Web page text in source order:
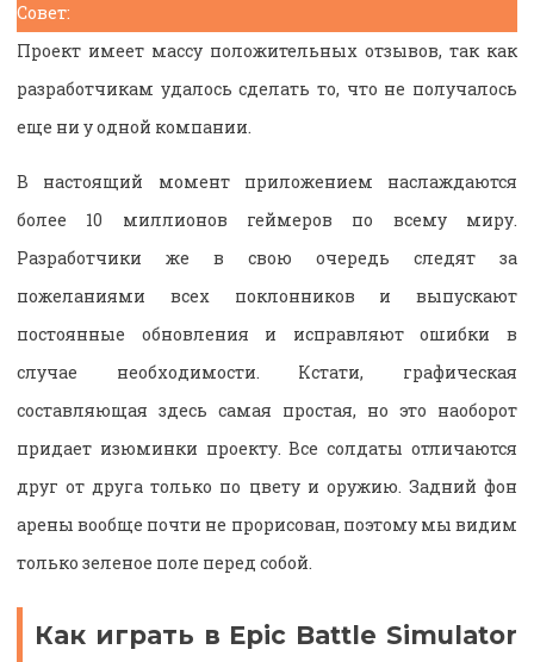
Совет:
Проект имеет массу положительных отзывов, так как
разработчикам удалось сделать то, что не получалось
еще ни у одной компании.
В настоящий момент приложением наслаждаются
более 10 миллионов геймеров по всему миру.
Разработчики же в свою очередь следят за
пожеланиями всех поклонников и выпускают
постоянные обновления и исправляют ошибки в
случае необходимости. Кстати, графическая
составляющая здесь самая простая, но это наоборот
придает изюминки проекту. Все солдаты отличаются
друг от друга только по цвету и оружию. Задний фон
арены вообще почти не прорисован, поэтому мы видим
только зеленое поле перед собой.
Как играть в Epic Battle Simulator